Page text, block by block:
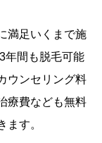
満足いくまで施
年間も脱毛可能
ウンセリング料
療費なども無料
ます。